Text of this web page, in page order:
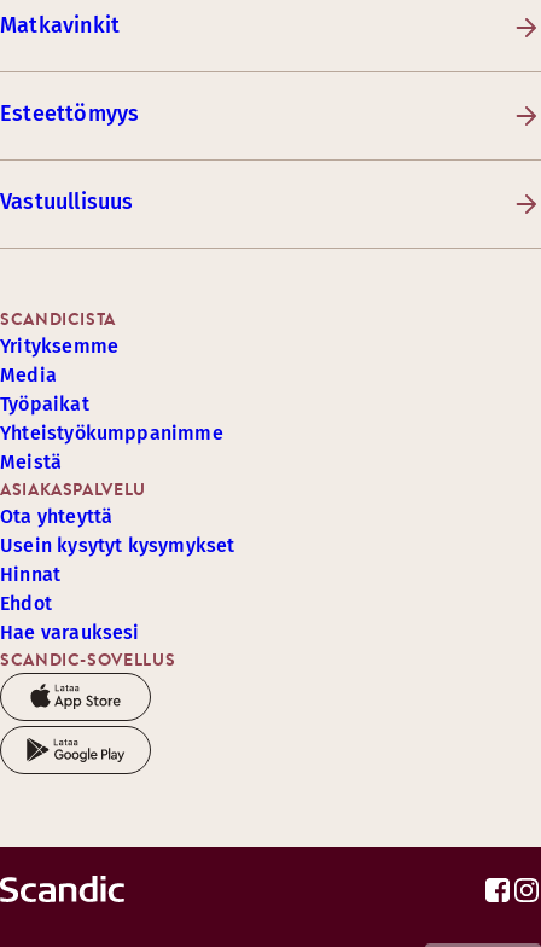
Matkavinkit
Esteettömyys
Vastuullisuus
SCANDIC-SOVELLUS
ASIAKASPALVELU
Ota yhteyttä
Usein kysytyt kysymykset
Hinnat
Ehdot
Hae varauksesi
SCANDICISTA
Yrityksemme
Media
Työpaikat
Yhteistyökumppanimme
Meistä